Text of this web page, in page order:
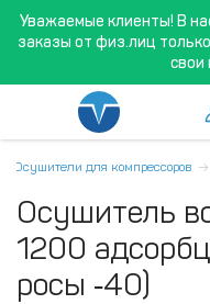
Уважаемые клиенты! В
заказы от физ.лиц
свои
Осушители для компрессоров
Осушитель
1200
росы ‑40)